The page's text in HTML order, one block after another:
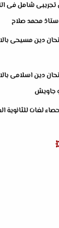
تجريبى شامل فى
دين مسيحى
دين اسلامى
للثانوية العامة 2022 مستر